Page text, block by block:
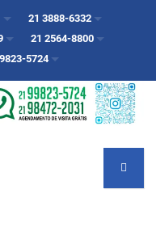
21 3888-6332
21 2564-8800
5724